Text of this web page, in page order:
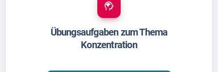
Übungsaufgaben zum Thema
Konzentration